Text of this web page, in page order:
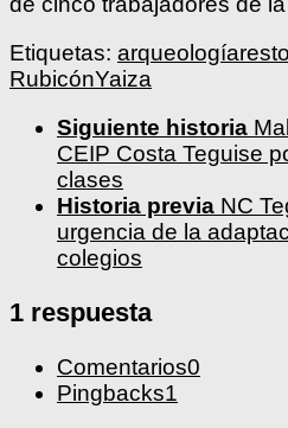
Etiquetas: arqueología
RubicónYaiza
Siguiente historia
CEIP Costa Teguise
clases
Historia previa NC
urgencia de la
colegios
1 respuesta
Comentarios0
Pingbacks1